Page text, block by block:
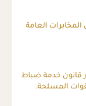
لسنة 1981 - إصدار قانون خدمة ضباط
المسلحة.